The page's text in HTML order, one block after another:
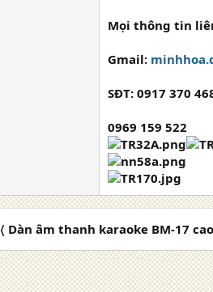
Mọi thông tin
Gmail:
SĐT: 0917 370
0969 159 522
〈 Dàn âm thanh karaoke BM-17